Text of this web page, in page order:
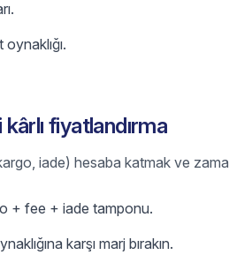
fiyatlandırma
iade) hesaba katmak ve
+ fee + iade tamponu.
karşı marj bırakın.